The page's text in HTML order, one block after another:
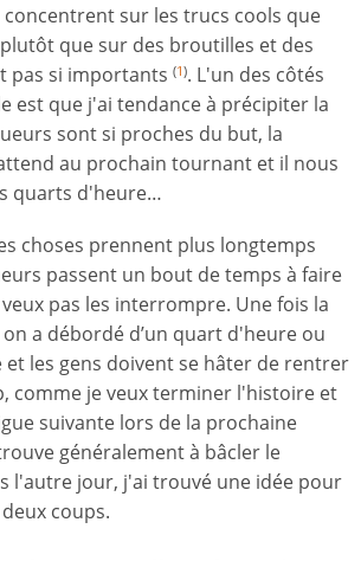
sur les trucs cools que
que sur des broutilles et des
pas si importants (1). L'un des côtés
est que j'ai tendance à précipiter la
sont si proches du but, la
au prochain tournant et il nous
quarts d'heure…
choses prennent plus longtemps
passent un bout de temps à faire
pas les interrompre. Une fois la
a débordé d’un quart d'heure ou
les gens doivent se hâter de rentrer
comme je veux terminer l'histoire et
suivante lors de la prochaine
généralement à bâcler le
l'autre jour, j'ai trouvé une idée pour
coups.